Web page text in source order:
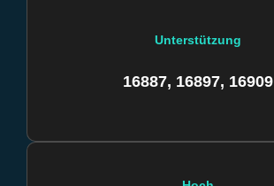
Unterstützung
16887, 16897, 16909